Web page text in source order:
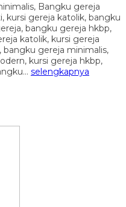
Bangku gereja
kursi gereja katolik, bangku
bangku gereja hkbp,
katolik, kursi gereja
bangku gereja minimalis,
kursi gereja hkbp,
selengkapnya